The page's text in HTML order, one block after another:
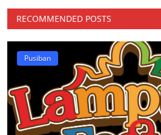
RECOMMENDED POSTS
Pusiban